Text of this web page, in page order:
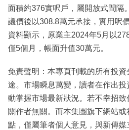
面積約376實呎戶，屬開放式間隔
議價後以308.8萬元承接，實用呎
資料顯示，原業主2024年5月以
僅5個月，帳面升值30萬元。
免責聲明：本專頁刊載的所有投
途。市場瞬息萬變，讀者在作出
動掌握市場最新狀況。若不幸招
關作者無關。而本集團旗下網站
點，僅屬筆者個人意見，與新傳